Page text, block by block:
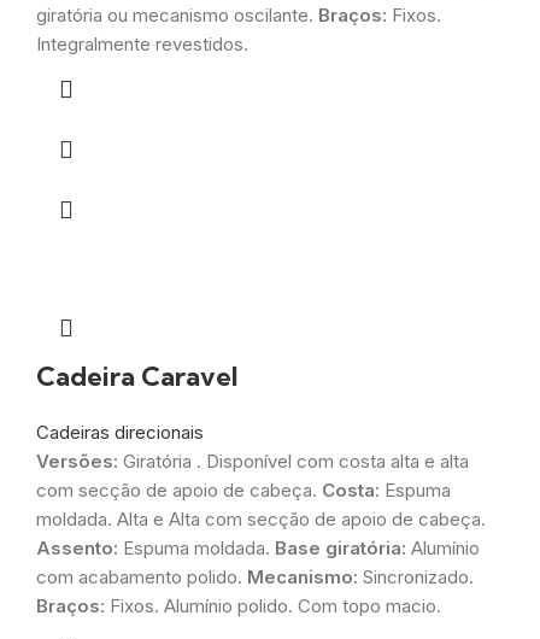
giratória ou mecanismo oscilante. Braços: Fixos.
Integralmente revestidos.
Cadeira Caravel
Cadeiras direcionais
Versões: Giratória . Disponível com costa alta e alta
com secção de apoio de cabeça. Costa: Espuma
moldada. Alta e Alta com secção de apoio de cabeça.
Assento: Espuma moldada. Base giratória: Alumínio
com acabamento polido. Mecanismo: Sincronizado.
Braços: Fixos. Alumínio polido. Com topo macio.